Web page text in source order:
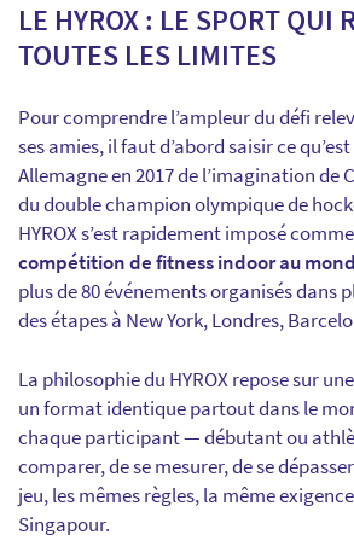
LE HYROX : LE SPORT QUI
TOUTES LES LIMITES
Pour comprendre l’ampleur du défi
ses amies, il faut d’abord saisir ce qu’est
Allemagne en 2017 de l’imagination de
du double champion olympique de
HYROX s’est rapidement imposé comme
compétition de fitness indoor au
plus de 80 événements organisés dans
des étapes à New York, Londres,
La philosophie du HYROX repose sur
un format identique partout dans le
chaque participant — débutant ou
comparer, de se mesurer, de se
jeu, les mêmes règles, la même
Singapour.